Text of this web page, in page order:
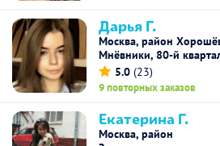
Дарья Г.
Москва, район
Мнёвники, 80-й
5.0 (23)
9 повторных заказов
Екатерина Г.
Москва, район